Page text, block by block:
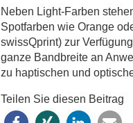
Neben Light-Farben
Spotfarben wie Orange
swissQprint) zur
ganze Bandbreite an
zu haptischen und
Teilen Sie diesen Beitrag